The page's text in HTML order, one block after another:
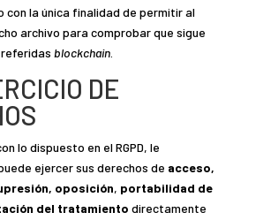
con la única finalidad de permitir al
archivo para comprobar que sigue
blockchain.
DE
lo dispuesto en el RGPD, le
ejercer sus derechos de acceso,
oposición, portabilidad de
del tratamiento directamente